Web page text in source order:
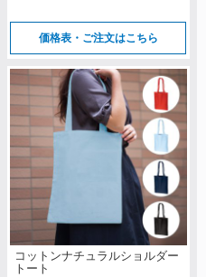
価格表・ご注文はこちら
コットンナチュラルショルダー
トート